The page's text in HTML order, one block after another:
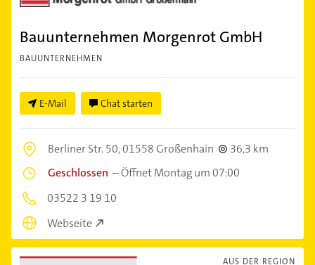
Bauunternehmen Morgenrot GmbH
BAUUNTERNEHMEN
E-Mail Chat starten
Berliner Str. 50,01558 Großenhain
36,3 km
Geschlossen –Öffnet Montag um 07:00
03522 3 19 10
Webseite
AUS DER REGION